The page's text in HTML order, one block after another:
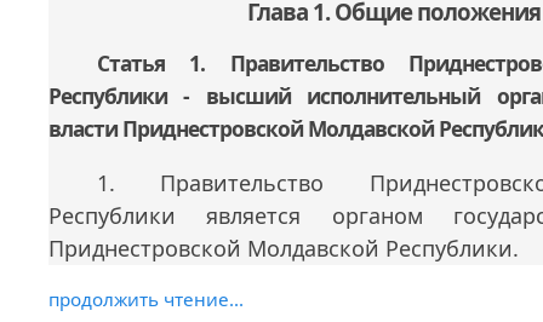
Глава 1. Общие положения
Статья 1. Правительство
Республики - высший исполнительный
власти Приднестровской Молдавской
1. Правительство
Республики является органом
Приднестровской Молдавской Республики.
продолжить чтение...